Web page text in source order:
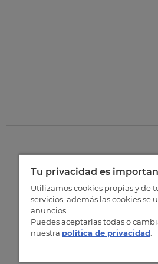
Tu privacidad es
Utilizamos cookies propias y de
servicios, además las cookies
anuncios.
Puedes aceptarlas todas o
nuestra política de privacidad